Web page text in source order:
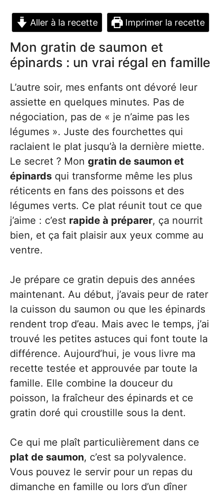
Aller à la recette Imprimer la recette
Mon gratin de saumon et
épinards : un vrai régal en famille
L’autre soir, mes enfants ont dévoré leur
assiette en quelques minutes. Pas de
négociation, pas de « je n’aime pas les
légumes ». Juste des fourchettes qui
raclaient le plat jusqu’à la dernière miette.
Le secret ? Mon gratin de saumon et
épinards qui transforme même les plus
réticents en fans des poissons et des
légumes verts. Ce plat réunit tout ce que
j’aime : c’est rapide à préparer, ça nourrit
bien, et ça fait plaisir aux yeux comme au
ventre.
Je prépare ce gratin depuis des années
maintenant. Au début, j’avais peur de rater
la cuisson du saumon ou que les épinards
rendent trop d’eau. Mais avec le temps, j’ai
trouvé les petites astuces qui font toute la
différence. Aujourd’hui, je vous livre ma
recette testée et approuvée par toute la
famille. Elle combine la douceur du
poisson, la fraîcheur des épinards et ce
gratin doré qui croustille sous la dent.
Ce qui me plaît particulièrement dans ce
plat de saumon, c’est sa polyvalence.
Vous pouvez le servir pour un repas du
dimanche en famille ou lors d’un dîner